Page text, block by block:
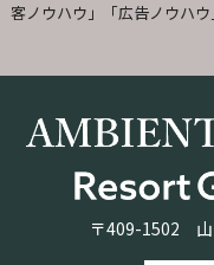
客ノウハウ」「広告ノウハウ
〒409-1502